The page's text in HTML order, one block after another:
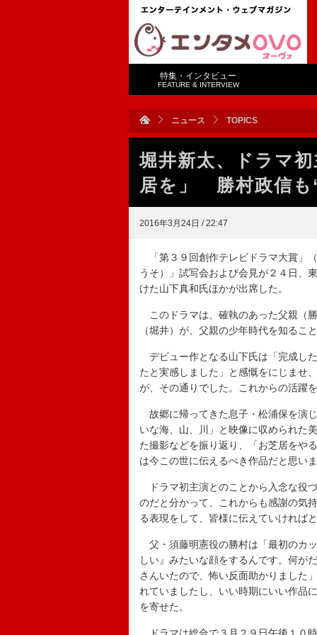
特集・インタビュー
FEATURE & INTERVIEW
ニュース TOPICS
堀井新太、ドラマ
居を」 勝村政信も
2016年3月24日 / 22:47
「第３９回創作テレビドラマ大賞」
うそ）」試写会および会見が２４日、
けた山下真和氏ほかが出席した。
このドラマは、確執のあった父親（
（堀井）が、父親の少年時代を知る
デビュー作となる山下氏は「完成し
たと実感しました」と感慨をにじませ
が、その通りでした。これからの活躍
故郷に帰ってきた息子・松浦保を演
いな海、山、川」と映像に収められた
た撮影などを振り返り、「お芝居をや
は今この世に伝えるべき作品だと思い
ドラマ初主演とのことから入念な役
のだと分かって、これからも感謝の気
る表現をして、皆様に伝えていければ
父・須藤明憲役の勝村は「最初のカ
しい』みたいな顔をするんです。何が
さんいたので、怖い反面助かりました
れていましたし、いい時期にいい作品
を寄せた。